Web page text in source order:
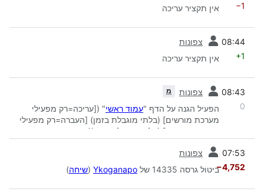
−1 אין תקציר עריכה
08:44 צפונות
+1 אין תקציר עריכה
08:43 צפונות מ
0 הפעיל הגנה על הדף "עמוד ראשי" ([עריכה=רק מפעילי
מערכת מורשים] (בלתי מוגבלת בזמן) [העברה=רק מפעילי
מערכת מורשים] (בלתי מוגבלת בזמן))
07:53 צפונות
−4,752ביטול גרסה 14335 של Ykoganapo
(שיחה)